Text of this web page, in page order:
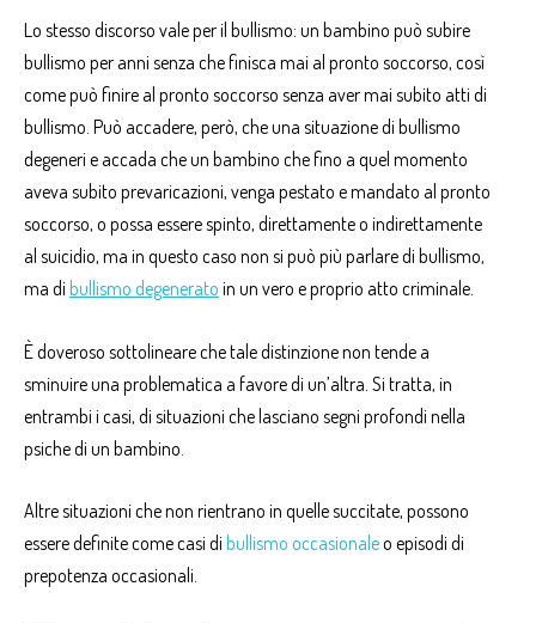
Lo stesso discorso vale per il bullismo: un bambino può subire
bullismo per anni senza che finisca mai al pronto soccorso, così
come può finire al pronto soccorso senza aver mai subito atti di
bullismo. Può accadere, però, che una situazione di bullismo
degeneri e accada che un bambino che fino a quel momento
aveva subito prevaricazioni, venga pestato e mandato al pronto
soccorso, o possa essere spinto, direttamente o indirettamente
al suicidio, ma in questo caso non si può più parlare di bullismo,
ma di bullismo degenerato in un vero e proprio atto criminale.
È doveroso sottolineare che tale distinzione non tende a
sminuire una problematica a favore di un’altra. Si tratta, in
entrambi i casi, di situazioni che lasciano segni profondi nella
psiche di un bambino.
Altre situazioni che non rientrano in quelle succitate, possono
essere definite come casi di bullismo occasionaleo episodi di
prepotenza occasionali.